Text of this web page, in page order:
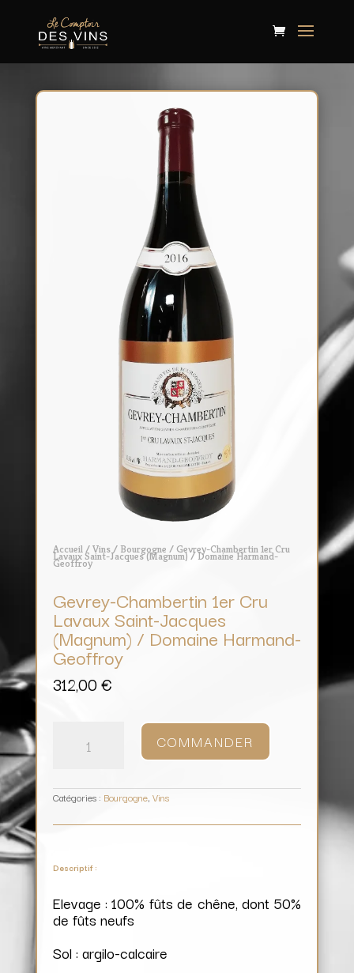
Accueil/Vins/ Bourgogne / Gevrey-Chambertin 1er Cru
Lavaux Saint-Jacques (Magnum) / Domaine Harmand-
Geoffroy
Gevrey-Chambertin 1er Cru
Lavaux Saint-Jacques
(Magnum) / Domaine Harmand-
Geoffroy
312,00€
Chambertin
(Magnum)
/
Domaine
COMMANDER
Catégories : Bourgogne, Vins
Descriptif :
Elevage : 100% fûts de chêne, dont 50%
de fûts neufs
Sol : argilo-calcaire